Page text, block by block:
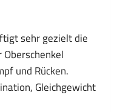
sehr gezielt die
und Rücken.
Gleichgewicht